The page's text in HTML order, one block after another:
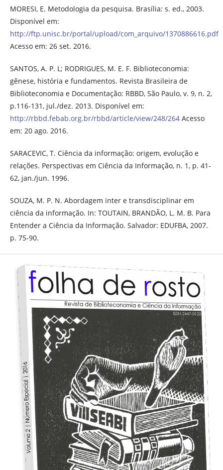
MORESI, E. Metodologia da pesquisa. Brasília: s. ed., 2003.
Disponível em:
http://ftp.unisc.br/portal/upload/com_arquivo/1370886616.pdf
Acesso em: 26 set. 2016.
SANTOS, A. P. L; RODRIGUES, M. E. F. Biblioteconomia:
gênese, história e fundamentos. Revista Brasileira de
Biblioteconomia e Documentação: RBBD, São Paulo, v. 9, n. 2,
p.116-131, jul./dez. 2013. Disponível em:
http://rbbd.febab.org.br/rbbd/article/view/248/264 Acesso
em: 20 ago. 2016.
SARACEVIC, T. Ciência da informação: origem, evolução e
relações. Perspectivas em Ciência da Informação, n. 1, p. 41-
62, jan./jun. 1996.
SOUZA, M. P. N. Abordagem inter e transdisciplinar em
ciência da informação. In: TOUTAIN, BRANDÃO, L. M. B. Para
Entender a Ciência da Informação. Salvador: EDUFBA, 2007.
p. 75-90.